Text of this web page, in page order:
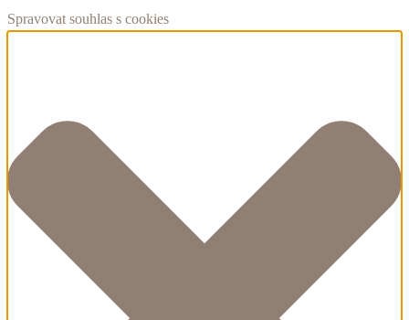
Spravovat souhlas s cookies